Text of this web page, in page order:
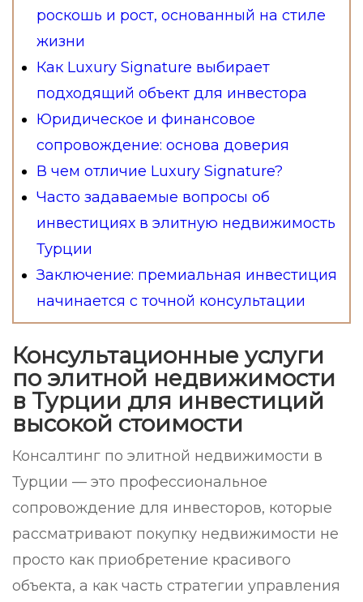
роскошь и рост, основанный на стиле
жизни
Как Luxury Signature выбирает
подходящий объект для инвестора
Юридическое и финансовое
сопровождение: основа доверия
В чем отличие Luxury Signature?
Часто задаваемые вопросы об
инвестициях в элитную недвижимость
Турции
Заключение: премиальная инвестиция
начинается с точной консультации
Консультационные услуги
по элитной недвижимости
в Турции для инвестиций
высокой стоимости
Консалтинг по элитной недвижимости в
Турции — это профессиональное
сопровождение для инвесторов, которые
рассматривают покупку недвижимости не
просто как приобретение красивого
объекта, а как часть стратегии управления